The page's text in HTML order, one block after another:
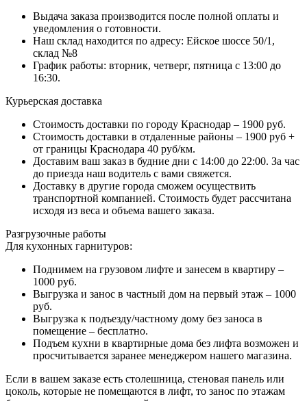
Выдача заказа производится после полной оплаты и
уведомления о готовности.
Наш склад находится по адресу: Ейское шоссе 50/1,
склад №8
График работы: вторник, четверг, пятница с 13:00 до
16:30.
Курьерская доставка
Стоимость доставки по городу Краснодар – 1900 руб.
Стоимость доставки в отдаленные районы – 1900 руб +
от границы Краснодара 40 руб/км.
Доставим ваш заказ в будние дни с 14:00 до 22:00. За час
до приезда наш водитель с вами свяжется.
Доставку в другие города сможем осуществить
транспортной компанией. Стоимость будет рассчитана
исходя из веса и объема вашего заказа.
Разгрузочные работы
Для кухонных гарнитуров:
Поднимем на грузовом лифте и занесем в квартиру –
1000 руб.
Выгрузка и занос в частный дом на первый этаж – 1000
руб.
Выгрузка к подъезду/частному дому без заноса в
помещение – бесплатно.
Подъем кухни в квартирные дома без лифта возможен и
просчитывается заранее менеджером нашего магазина.
Если в вашем заказе есть столешница, стеновая панель или
цоколь, которые не помещаются в лифт, то занос по этажам